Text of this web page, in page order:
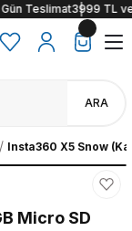
Teslimat3999 TL ve
ARA
Insta360 X5 Snow
Micro SD